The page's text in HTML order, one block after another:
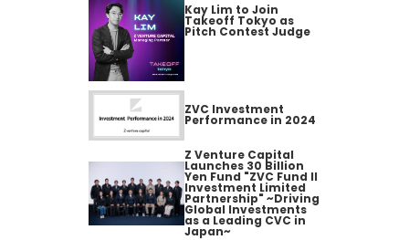
Kay Lim to Join
Takeoff Tokyo as
Pitch Contest Judge
ZVC Investment
Performance in 2024
Z Venture Capital
Launches 30 Billion
Yen Fund "ZVC Fund II
Investment Limited
Partnership" ~Driving
Global Investments
as a Leading CVC in
Japan~